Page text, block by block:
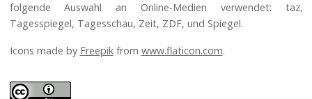
folgende Auswahl an Online-Medien verwendet: taz,
Tagesspiegel, Tagesschau, Zeit, ZDF, und Spiegel.
Icons made by Freepikfrom www.flaticon.com.